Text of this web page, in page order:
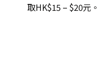
取HK$15 – $20元。